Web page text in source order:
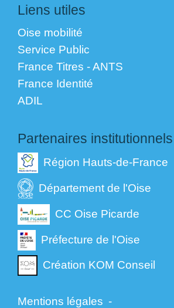
Liens utiles
Oise mobilité
Service Public
France Titres - ANTS
France Identité
ADIL
Partenaires institutionnels
Région Hauts-de-France
Département de l'Oise
CC Oise Picarde
Préfecture de l'Oise
Création KOM Conseil
Mentions légales -